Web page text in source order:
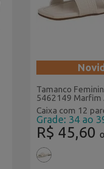
Tamanco
5462149 Marfim
Caixa com 12
Grade: 34 ao
R$ 45,60